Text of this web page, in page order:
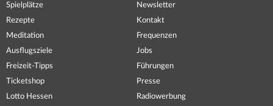
Spielplätze
Rezepte
Meditation
Ausflugsziele
Freizeit-Tipps
Ticketshop
Lotto Hessen
Newsletter
Kontakt
Frequenzen
Jobs
Führungen
Presse
Radiowerbung